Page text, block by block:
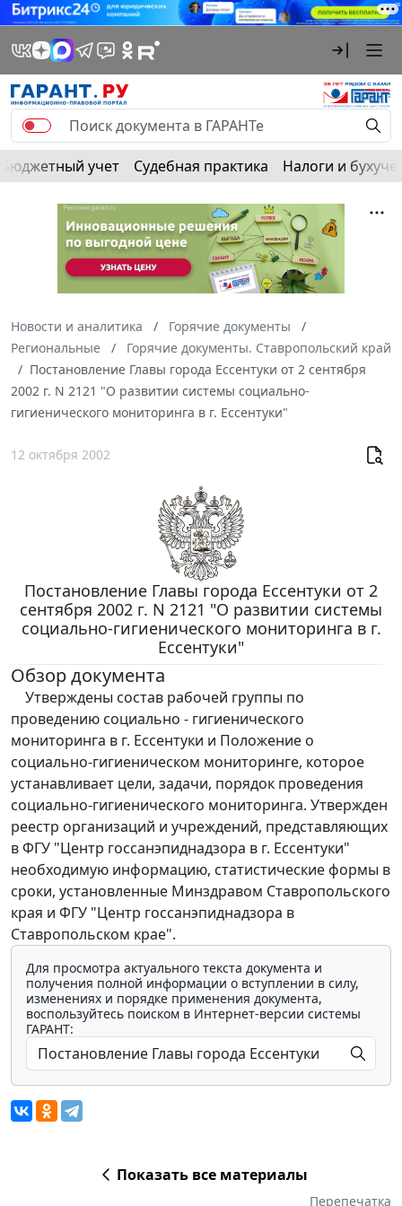
Бюджетный учет Судебная практика Налоги и
Новости и аналитика
Горячие документы
Региональные
Горячие документы. Ставропольский край
Постановление Главы города Ессентуки от 2 сентября
2002 г. N 2121 "О развитии системы социально-
гигиенического мониторинга в г. Ессентуки"
12 октября 2002
Постановление Главы города Ессентуки от 2
сентября 2002 г. N 2121 "О развитии системы
социально-гигиенического мониторинга в г.
Ессентуки"
Обзор документа
Утверждены состав рабочей группы по
проведению социально - гигиенического
мониторинга в г. Ессентуки и Положение о
социально-гигиеническом мониторинге, которое
устанавливает цели, задачи, порядок проведения
социально-гигиенического мониторинга. Утвержден
реестр организаций и учреждений, представляющих
в ФГУ "Центр госсанэпиднадзора в г. Ессентуки"
необходимую информацию, статистические формы в
сроки, установленные Минздравом Ставропольского
края и ФГУ "Центр госсанэпиднадзора в
Ставропольском крае".
Для просмотра актуального текста документа и
получения полной информации о вступлении в силу,
изменениях и порядке применения документа,
воспользуйтесь поиском в Интернет-версии системы
ГАРАНТ:
Показать все материалы
Перепечатка